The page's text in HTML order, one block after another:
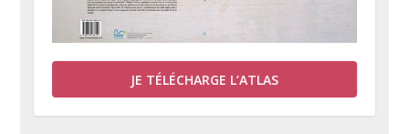
JE TÉLÉCHARGE L’ATLAS